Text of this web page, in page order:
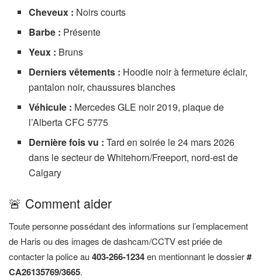
Cheveux : Noirs courts
Barbe : Présente
Yeux : Bruns
Derniers vêtements : Hoodie noir à fermeture éclair,
pantalon noir, chaussures blanches
Véhicule : Mercedes GLE noir 2019, plaque de
l’Alberta CFC 5775
Dernière fois vu : Tard en soirée le 24 mars 2026
dans le secteur de Whitehorn/Freeport, nord-est de
Calgary
🚨 Comment aider
Toute personne possédant des informations sur l’emplacement
de Haris ou des images de dashcam/CCTV est priée de
contacter la police au403-266-1234en mentionnant le dossier#
CA26135769/3665.